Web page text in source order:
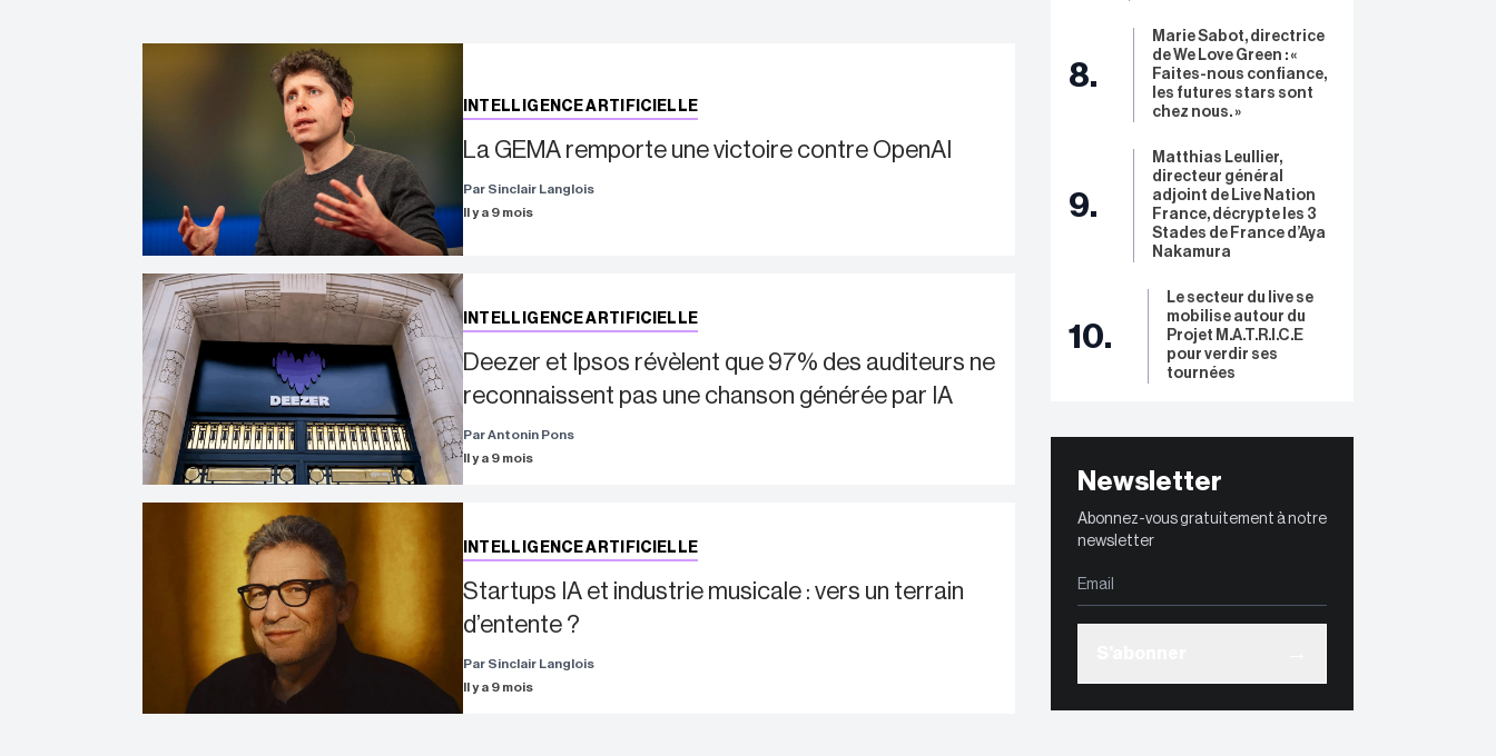
INTELLIGENCE ARTIFICIELLE
La GEMA remporte une victoire contre OpenAI
Par Sinclair Langlois
Il y a 9 mois
INTELLIGENCE ARTIFICIELLE
Deezer et Ipsos révèlent que 97% des auditeurs ne
reconnaissent pas une chanson générée par IA
Par Antonin Pons
Il y a 9 mois
INTELLIGENCE ARTIFICIELLE
Startups IA et industrie musicale : vers un terrain
d’entente ?
Par Sinclair Langlois
Il y a 9 mois
8.
Marie Sabot, directrice
de We Love Green : «
Faites-nous confiance,
les futures stars sont
chez nous. »
9.
Matthias Leullier,
directeur général
adjoint de Live Nation
France, décrypte les 3
Stades de France d’Aya
Nakamura
10.
Le secteur du live se
mobilise autour du
Projet M.A.T.R.I.C.E
pour verdir ses
tournées
Newsletter
Abonnez-vous gratuitement à notre
newsletter